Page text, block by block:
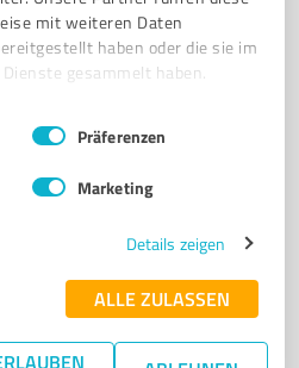
mit weiteren Daten
haben oder die sie im
gesammelt haben.
Präferenzen
Marketing
Details zeigen
ALLE ZULASSEN
FILMREGIE
PROBESTUDIUM
Schwerte